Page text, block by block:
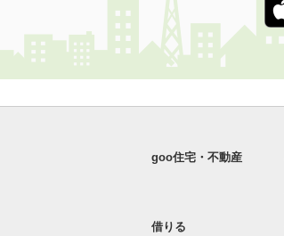
goo住宅・不動産
借りる